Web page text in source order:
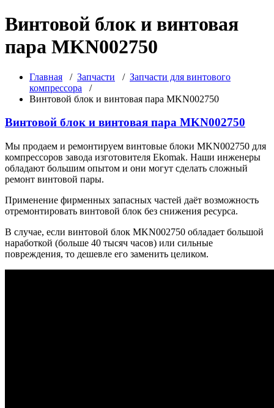
Винтовой блок и винтовая
пара MKN002750
Главная / Запчасти / Запчасти для винтового
компрессора /
Винтовой блок и винтовая пара MKN002750
Винтовой блок и винтовая пара MKN002750
Мы продаем и ремонтируем винтовые блоки MKN002750 для
компрессоров завода изготовителя Ekomak. Наши инженеры
обладают большим опытом и они могут сделать сложный
ремонт винтовой пары.
Применение фирменных запасных частей даёт возможность
отремонтировать винтовой блок без снижения ресурса.
В случае, если винтовой блок MKN002750 обладает большой
наработкой (больше 40 тысяч часов) или сильные
повреждения, то дешевле его заменить целиком.